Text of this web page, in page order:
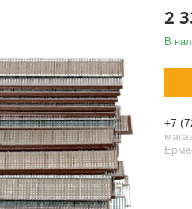
2
В
+7